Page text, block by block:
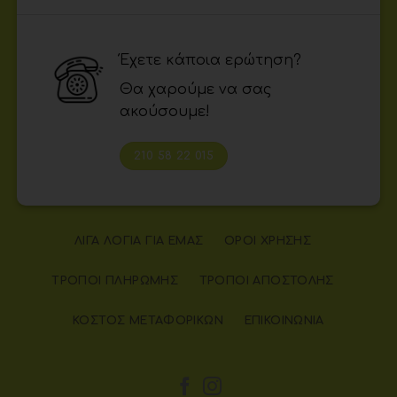
Έχετε κάποια ερώτηση?
Θα χαρούμε να σας
ακούσουμε!
210 58 22 015
ΛΊΓΑ ΛΌΓΙΑ ΓΙΑ ΕΜΆΣ ΌΡΟΙ ΧΡΉΣΗΣ
ΤΡΌΠΟΙ ΠΛΗΡΩΜΉΣ ΤΡΌΠΟΙ ΑΠΟΣΤΟΛΉΣ
ΚΌΣΤΟΣ ΜΕΤΑΦΟΡΙΚΏΝ ΕΠΙΚΟΙΝΩΝΊΑ